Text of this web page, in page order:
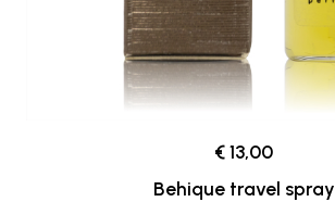
€ 13,00
Behique travel spray